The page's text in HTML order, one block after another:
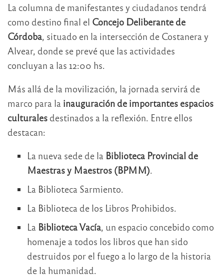
La columna de manifestantes y ciudadanos tendrá
como destino final el Concejo Deliberante de
Córdoba, situado en la intersección de Costanera y
Alvear, donde se prevé que las actividades
concluyan a las 12:00 hs.
Más allá de la movilización, la jornada servirá de
marco para la inauguración de importantes espacios
culturales destinados a la reflexión. Entre ellos
destacan:
La nueva sede de la Biblioteca Provincial de
Maestras y Maestros (BPMM).
La Biblioteca Sarmiento.
La Biblioteca de los Libros Prohibidos.
La Biblioteca Vacía, un espacio concebido como
homenaje a todos los libros que han sido
destruidos por el fuego a lo largo de la historia
de la humanidad.